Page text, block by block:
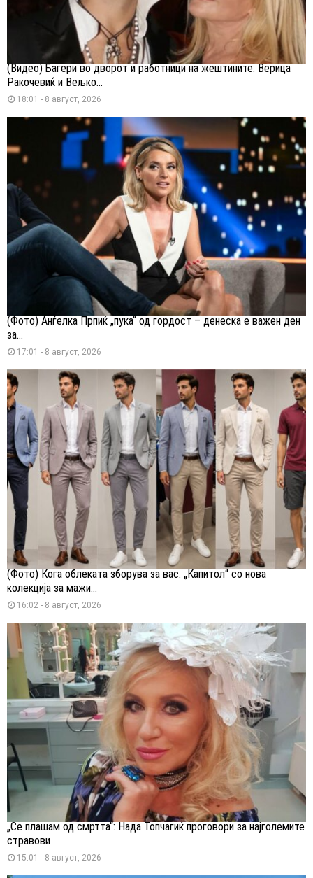
(Видео) Багери во дворот и работници на жештините: Верица
Ракочевиќ и Вељко...
18:01 - 8 август, 2026
(Фото) Анѓелка Прпиќ „пука“ од гордост – денеска е важен ден
за...
17:01 - 8 август, 2026
(Фото) Кога облеката зборува за вас: „Капитол“ со нова
колекција за мажи...
16:02 - 8 август, 2026
„Се плашам од смртта“: Нада Топчагиќ проговори за најголемите
стравови
15:01 - 8 август, 2026